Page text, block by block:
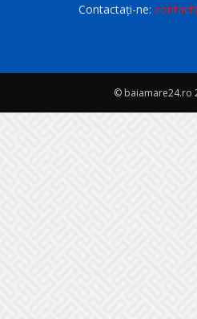
Contactați-ne:
© baiamare24.ro